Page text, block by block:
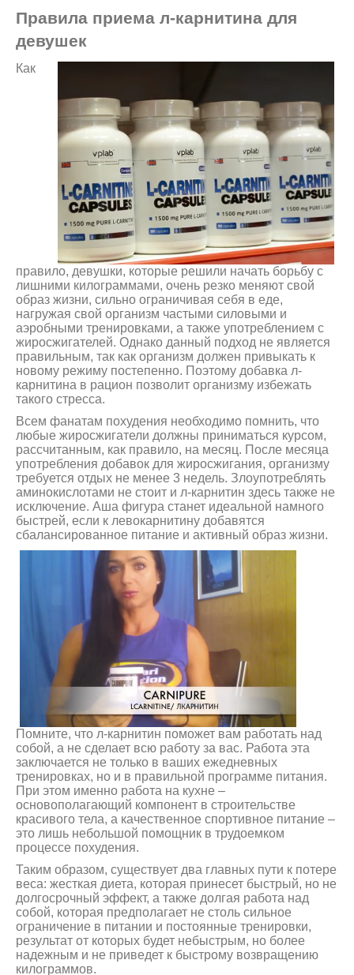
Правила приема л-карнитина для
девушек
Как
правило, девушки, которые решили начать борьбу с
лишними килограммами, очень резко меняют свой
образ жизни, сильно ограничивая себя в еде,
нагружая свой организм частыми силовыми и
аэробными тренировками, а также употреблением с
жиросжигателей. Однако данный подход не является
правильным, так как организм должен привыкать к
новому режиму постепенно. Поэтому добавка л-
карнитина в рацион позволит организму избежать
такого стресса.
Всем фанатам похудения необходимо помнить, что
любые жиросжигатели должны приниматься курсом,
рассчитанным, как правило, на месяц. После месяца
употребления добавок для жиросжигания, организму
требуется отдых не менее 3 недель. Злоупотреблять
аминокислотами не стоит и л-карнитин здесь также не
исключение. Аша фигура станет идеальной намного
быстрей, если к левокарнитину добавятся
сбалансированное питание и активный образ жизни.
Помните, что л-карнитин поможет вам работать над
собой, а не сделает всю работу за вас. Работа эта
заключается не только в ваших ежедневных
тренировках, но и в правильной программе питания.
При этом именно работа на кухне –
основополагающий компонент в строительстве
красивого тела, а качественное спортивное питание –
это лишь небольшой помощник в трудоемком
процессе похудения.
Таким образом, существует два главных пути к потере
веса: жесткая диета, которая принесет быстрый, но не
долгосрочный эффект, а также долгая работа над
собой, которая предполагает не столь сильное
ограничение в питании и постоянные тренировки,
результат от которых будет небыстрым, но более
надежным и не приведет к быстрому возвращению
килограммов.